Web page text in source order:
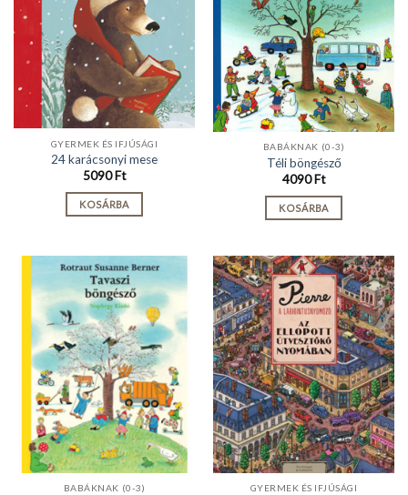
GYERMEK ÉS IFJÚSÁGI
24 karácsonyi mese
5090Ft
KOSÁRBA
BABÁKNAK (0-3)
Téli böngésző
4090Ft
KOSÁRBA
BABÁKNAK (0-3) GYERMEK ÉS IFJÚSÁGI